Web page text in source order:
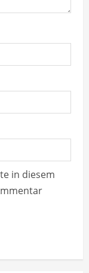
in diesem